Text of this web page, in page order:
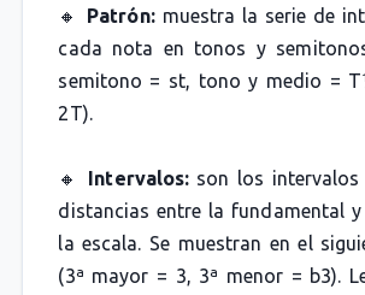
🔸 Patrón:muestra la serie de
cada nota en tonos y
semitono = st, tono y medio =
2T).
🔸 Intervalos:son los intervalos
distancias entre la fundamental
la escala. Se muestran en el
(3ª mayor = 3, 3ª menor = b3).